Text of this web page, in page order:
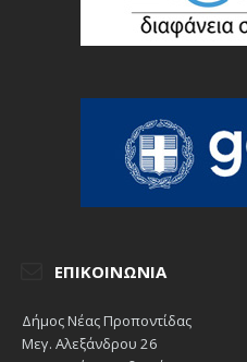
ΕΠΙΚΟΙΝΩΝΊΑ
Δήμος Νέας Προποντίδας
Μεγ. Αλεξάνδρου 26